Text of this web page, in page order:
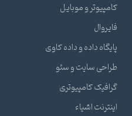
کامپیوتر و موبایل
فایروال
پایگاه داده و داده کاوی
طراحی سایت و سئو
گرافیک کامپیوتری
اینترنت اشیاء